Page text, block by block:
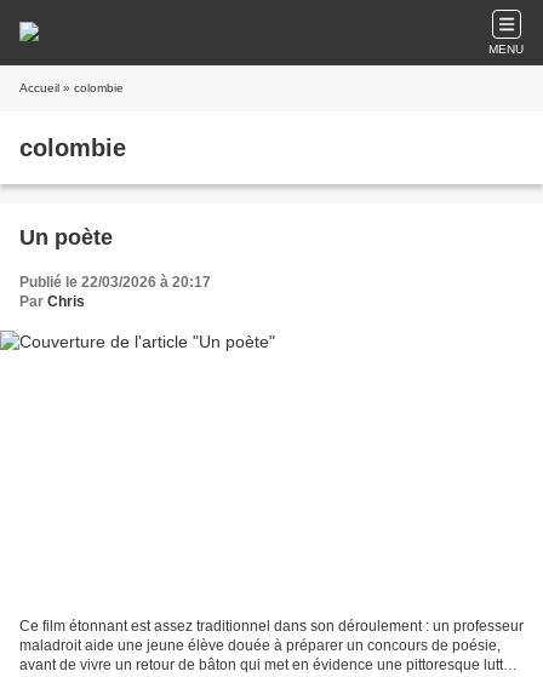
MENU
Accueil » colombie
colombie
Un poète
Publié le 22/03/2026 à 20:17
Par Chris
Ce film étonnant est assez traditionnel dans son déroulement : un professeur
maladroit aide une jeune élève douée à préparer un concours de poésie,
avant de vivre un retour de bâton qui met en évidence une pittoresque lutte